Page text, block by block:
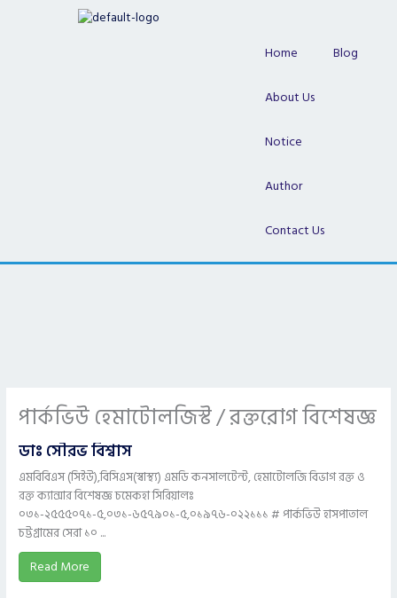
Home Blog
About Us
Notice
Author
Contact Us
পার্কভিউ হেমাটোলজিস্ট / রক্তরোগ বিশেষজ্ঞ
ডাঃ সৌরভ বিশ্বাস
এমবিবিএস (সিইউ),বিসিএস(স্বাস্থ্য) এমডি কনসালটেন্ট, হেমাটোলজি বিভাগ রক্ত ও
রক্ত ক্যান্সার বিশেষজ্ঞ চমেকহা সিরিয়ালঃ
০৩১-২৫৫৫০৭১-৫,০৩১-৬৫৭৯০১-৫,০১৯৭৬-০২২১১১ # পার্কভিউ হাসপাতাল
চট্টগ্রামের সেরা ১০ ...
Read More